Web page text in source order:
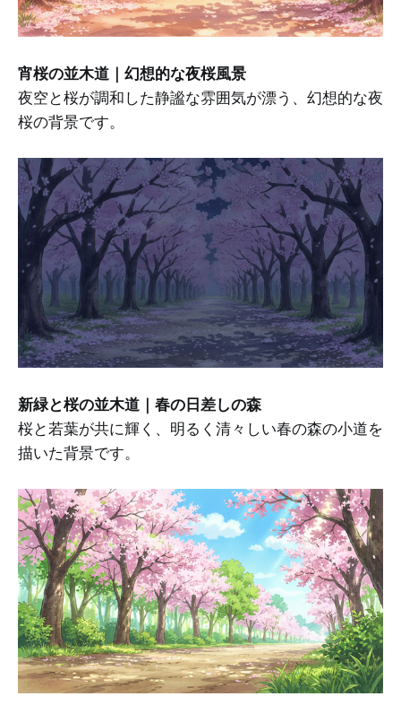
宵桜の並木道｜幻想的な夜桜風景
夜空と桜が調和した静謐な雰囲気が漂う、幻想的な夜
桜の背景です。
新緑と桜の並木道｜春の日差しの森
桜と若葉が共に輝く、明るく清々しい春の森の小道を
描いた背景です。